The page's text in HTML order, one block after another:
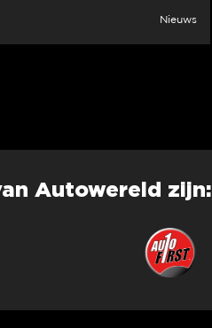
Nieuws
Autowereld zijn: